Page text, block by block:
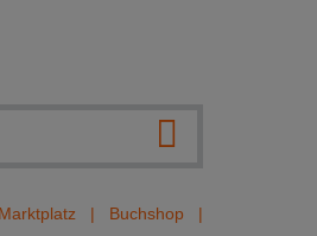
Marktplatz Buchshop